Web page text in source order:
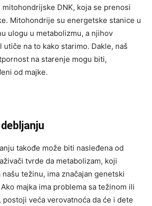
mitohondrijske DNK, koja se prenosi
Mitohondrije su energetske stanice u
ulogu u metabolizmu, a njihov
na to kako starimo. Dakle, naš
na starenje mogu biti,
od majke.
takođe može biti nasleđena od
tvrde da metabolizam, koji
težinu, ima značajan genetski
majka ima problema sa težinom ili
postoji veća verovatnoća da će i dete